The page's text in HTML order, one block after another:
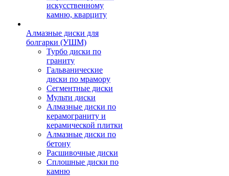
искусственному
камню, кварциту
Алмазные диски для
болгарки (УШМ)
Турбо диски по
граниту
Гальванические
диски по мрамору
Сегментные диски
Мульти диски
Алмазные диски по
керамограниту и
керамической плитки
Алмазные диски по
бетону
Расшивочные диски
Сплошные диски по
камню